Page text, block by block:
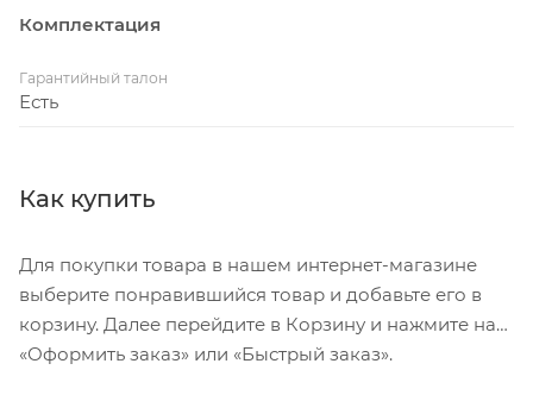
Комплектация
Гарантийный талон
Есть
Как купить
Для покупки товара в нашем интернет-магазине
выберите понравившийся товар и добавьте его в
корзину. Далее перейдите в Корзину и нажмите на
«Оформить заказ» или «Быстрый заказ».